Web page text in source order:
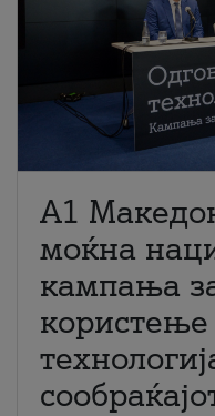
A1
моќна
кампања